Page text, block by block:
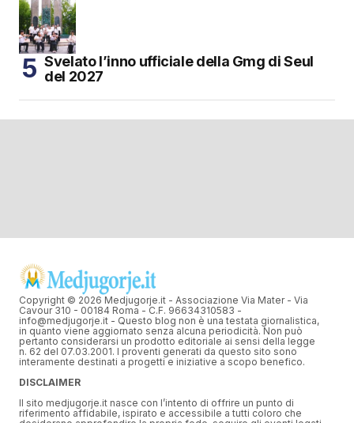
Svelato l’inno ufficiale della Gmg di Seul
del 2027
Copyright © 2026 Medjugorje.it - Associazione Via Mater - Via
Cavour 310 - 00184 Roma - C.F. 96634310583 -
info@medjugorje.it - Questo blog non è una testata giornalistica,
in quanto viene aggiornato senza alcuna periodicità. Non può
pertanto considerarsi un prodotto editoriale ai sensi della legge
n. 62 del 07.03.2001. I proventi generati da questo sito sono
interamente destinati a progetti e iniziative a scopo benefico.
DISCLAIMER
Il sito medjugorje.it nasce con l’intento di offrire un punto di
riferimento affidabile, ispirato e accessibile a tutti coloro che